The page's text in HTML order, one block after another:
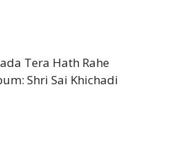
Tera Hath Rahe
Shri Sai Khichadi